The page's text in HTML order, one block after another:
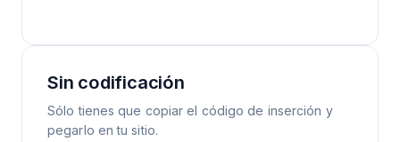
Sin codificación
Sólo tienes que copiar el código de inserción y
pegarlo en tu sitio.